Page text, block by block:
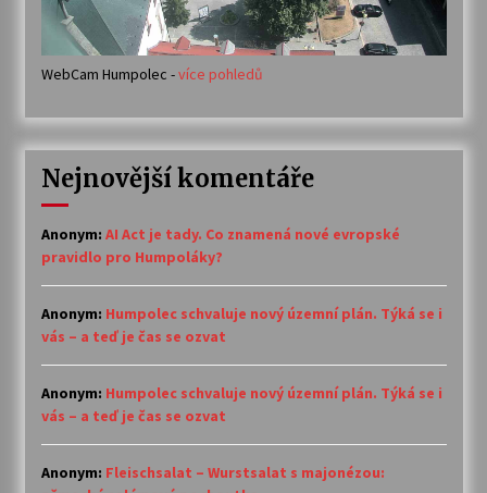
WebCam Humpolec -více pohledů
Nejnovější komentáře
Anonym: AI Act je tady. Co znamená nové evropské
pravidlo pro Humpoláky?
Anonym: Humpolec schvaluje nový územní plán. Týká se i
vás – a teď je čas se ozvat
Anonym: Humpolec schvaluje nový územní plán. Týká se i
vás – a teď je čas se ozvat
Anonym: Fleischsalat – Wurstsalat s majonézou: